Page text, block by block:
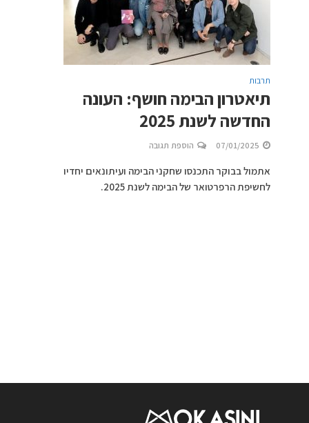
תרבות
תיאטרון הבימה חושף: העונה
החדשה לשנת 2025
07/01/2025 הוספת תגובה
אתמול בבוקר התכנסו שחקני הבימה ועיתונאים יחדיו
לחשיפת הרפרטואר של הבימה לשנת 2025.